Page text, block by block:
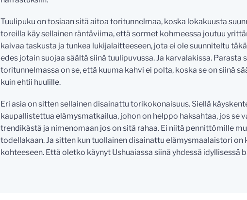
Tuulipuku on tosiaan sitä aitoa toritunnelmaa, koska lokakuusta
toreilla käy sellainen räntäviima, että sormet kohmeessa joutuu
kaivaa taskusta ja tunkea lukijalaitteeseen, jota ei ole suunniteltu
edes jotain suojaa säältä siinä tuulipuvussa. Ja karvalakissa. Parasta
toritunnelmassa on se, että kuuma kahvi ei polta, koska se on siinä
kuin ehtii huulille.
Eri asia on sitten sellainen disainattu torikokonaisuus. Siellä
kaupallistettua elämysmatkailua, johon on helppo haksahtaa, jos se
trendikästä ja nimenomaan jos on sitä rahaa. Ei niitä pennittömille
todellakaan. Ja sitten kun tuollainen disainattu elämysmaalaistori on
kohteeseen. Että oletko käynyt Ushuaiassa siinä yhdessä idyllisessä